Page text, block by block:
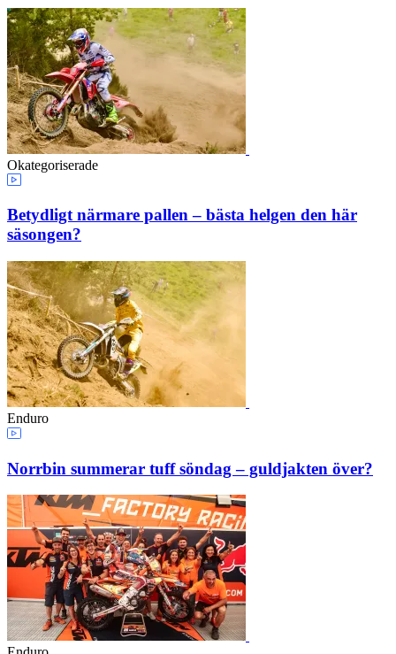
Okategoriserade
Betydligt närmare pallen – bästa helgen den här
säsongen?
Enduro
Norrbin summerar tuff söndag – guldjakten över?